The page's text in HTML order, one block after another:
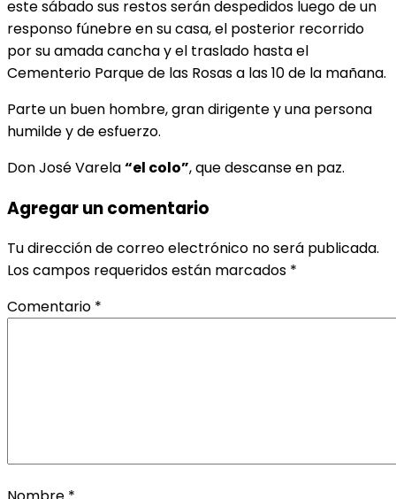
este sábado sus restos serán despedidos luego de un
responso fúnebre en su casa, el posterior recorrido
por su amada cancha y el traslado hasta el
Cementerio Parque de las Rosas a las 10 de la mañana.
Parte un buen hombre, gran dirigente y una persona
humilde y de esfuerzo.
Don José Varela“el colo”, que descanse en paz.
Agregar un comentario
Tu dirección de correo electrónico no será publicada.
Los campos requeridos están marcados *
Comentario *